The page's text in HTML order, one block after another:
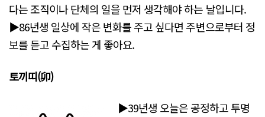
다는 조직이나 단체의 일을 먼저 생각해야 하는 날입니다.
▶86년생 일상에 작은 변화를 주고 싶다면 주변으로부터 정
보를 듣고 수집하는 게 좋아요.
토끼띠(卯)
▶39년생 오늘은 공정하고 투명